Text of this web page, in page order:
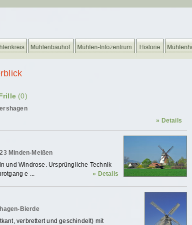
(0)
» Details
Minden-Meißen
und Windrose. Ursprüngliche Technik
e ...
» Details
Bierde
verbrettert und geschindelt) mit